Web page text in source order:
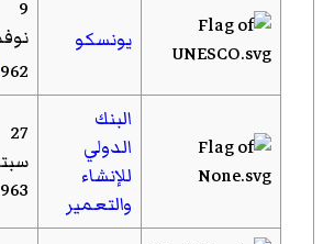
يونسكو
9
البنك
الدولي
للإنشاء
والتعمير
27